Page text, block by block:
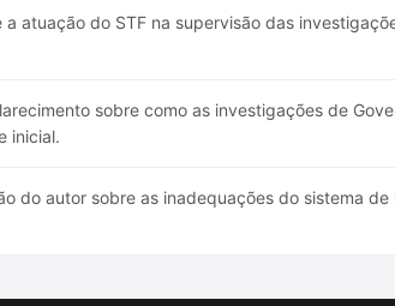
a atuação do STF na supervisão das
sobre como as investigações de
inicial.
do autor sobre as inadequações do sistema